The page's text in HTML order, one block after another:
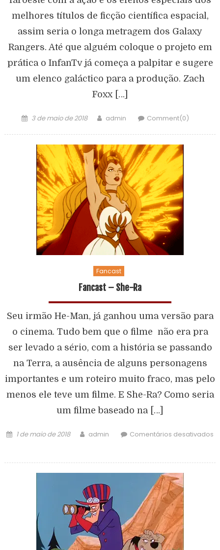
melhores títulos de ficção científica espacial,
assim seria o longa metragem dos Galaxy
Rangers. Até que alguém coloque o projeto em
prática o InfanTv já começa a palpitar e sugere
um elenco galáctico para a produção. Zach
Foxx […]
3 de maio de 2018 admin Comment(0)
Fancast
Fancast – She-Ra
Seu irmão He-Man, já ganhou uma versão para
o cinema. Tudo bem que o filme não era pra
ser levado a sério, com a história se passando
na Terra, a ausência de alguns personagens
importantes e um roteiro muito fraco, mas pelo
menos ele teve um filme. E She-Ra? Como seria
um filme baseado na […]
1 de maio de 2018 admin Comentários desativados